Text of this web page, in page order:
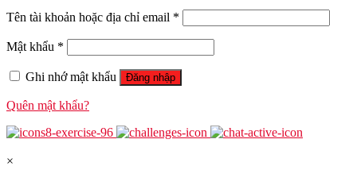
Tên tài khoản hoặc địa chỉ email *
Mật khẩu *
Ghi nhớ mật khẩu Đăng nhập
Quên mật khẩu?
×